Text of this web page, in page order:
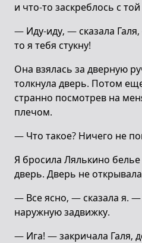
и что-то заскреблось с
— Иду-иду, — сказала
то я тебя стукну!
Она взялась за дверную
толкнула дверь. Потом
странно посмотрев на
плечом.
— Что такое? Ничего не
Я бросила Лялькино
дверь. Дверь не
— Все ясно, — сказала я.
наружную задвижку.
— Ига! — закричала Галя,